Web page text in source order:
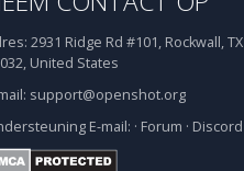
2931 Ridge Rd #101, Rockwall, TX
United States
support@openshot.org
E-mail: · Forum · Discord